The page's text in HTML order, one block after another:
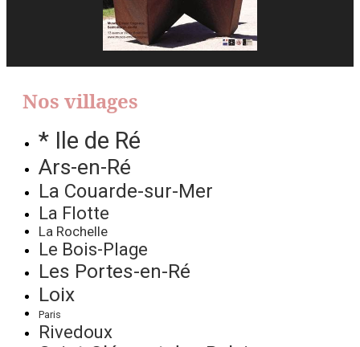
Nos villages
* Ile de Ré
Ars-en-Ré
La Couarde-sur-Mer
La Flotte
La Rochelle
Le Bois-Plage
Les Portes-en-Ré
Loix
Paris
Rivedoux